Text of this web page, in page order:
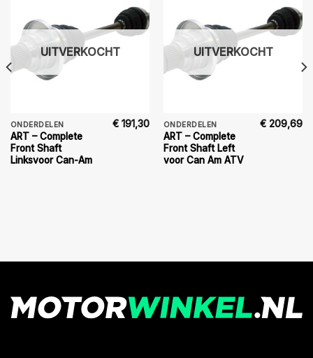
UITVERKOCHT
ONDERDELEN
ART – Complete
Front Shaft
Linksvoor Can-Am
€ 191,30
UITVERKOCHT
ONDERDELEN
ART – Complete
Front Shaft Left
voor Can Am ATV
€ 209,69